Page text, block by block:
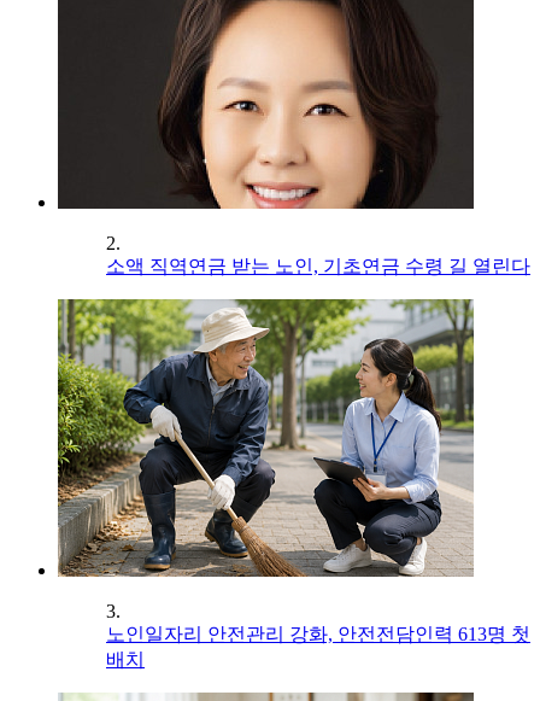
2.
소액 직역연금 받는 노인, 기초연금 수령 길 열린다
3.
노인일자리 안전관리 강화, 안전전담인력 613명 첫
배치